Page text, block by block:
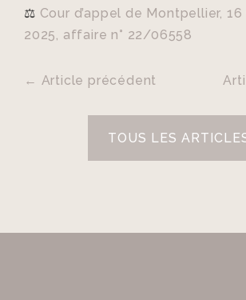
⚖️ Cour d’appel de Montpellier,
2025, affaire n° 22/06558
← Article précédent
TOUS LES